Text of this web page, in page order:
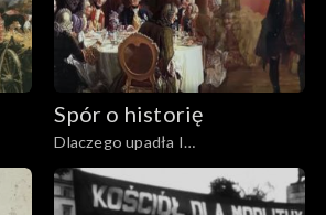
Spór o historię
Dlaczego upadła I
Rzeczpospolita?